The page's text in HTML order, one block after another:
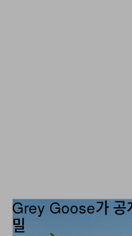
Grey Goose가 공
밀